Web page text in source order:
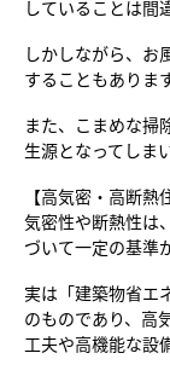
していることは間
しかしながら、お
することもありま
また、こまめな掃
生源となってしま
【高気密・高断熱
気密性や断熱性は
づいて一定の基準
実は「建築物省エ
のものであり、高
工夫や高機能な設